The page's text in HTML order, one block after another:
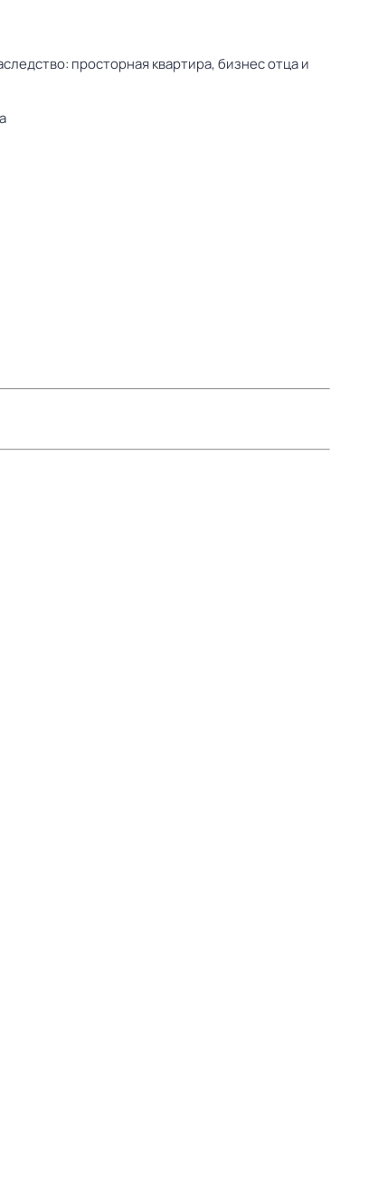
просторная квартира, бизнес отца и